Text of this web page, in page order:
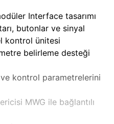
Interface tasarımı
butonlar ve sinyal
kontrol ünitesi
belirleme desteği
ve kontrol parametrelerini
MWG ile bağlantılı